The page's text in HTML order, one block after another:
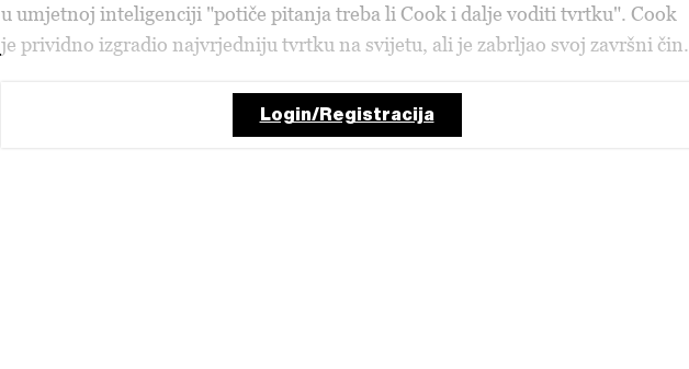
u umjetnoj inteligenciji "potiče pitanja treba li Cook i dalje voditi tvrtku". Cook
je prividno izgradio najvrjedniju tvrtku na svijetu, ali je zabrljao svoj završni čin.
Login/Registracija